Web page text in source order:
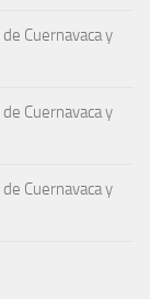
Cuernavaca y
Cuernavaca y
Cuernavaca y